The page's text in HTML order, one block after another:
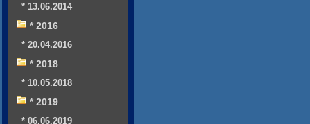
* 13.06.2014
* 2016
* 20.04.2016
* 2018
* 10.05.2018
* 2019
* 06.06.2019